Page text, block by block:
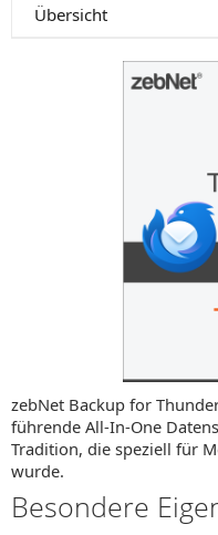
Übersicht
zebNet Backup for
führende All-In-One
Tradition, die speziell für
wurde.
Besondere